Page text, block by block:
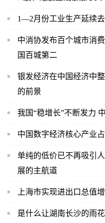
1—2月份工业生产延续
中消协发布百个城市消
国百城第二
银发经济在中国经济中
的前景
我国“稳增长”不断发力
中国数字经济核心产业
单纯的低价已不再吸引
展的主航道
上海市实现进出口总值
是什么让湖南长沙的雨